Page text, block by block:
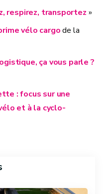
respirez, transportez »
vélo cargode la
ça vous parle ?
: focus sur une
et à la cyclo-